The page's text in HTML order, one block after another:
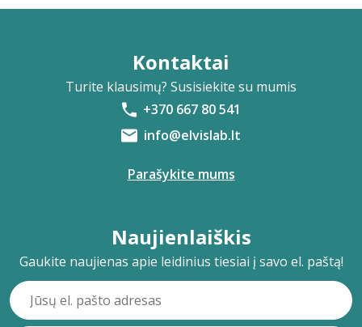
Kontaktai
Turite klausimų? Susisiekite su mumis
+370 667 80 541
info@elvislab.lt
Parašykite mums
Naujienlaiškis
Gaukite naujienas apie leidinius tiesiai į savo el. paštą!